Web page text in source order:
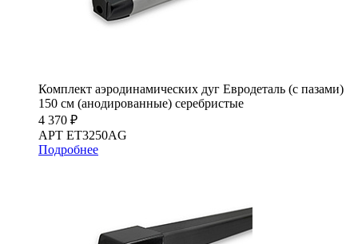
Комплект аэродинамических дуг Евродеталь (с пазами)
150 см (анодированные) серебристые
4 370 ₽
АРТ ET3250AG
Подробнее